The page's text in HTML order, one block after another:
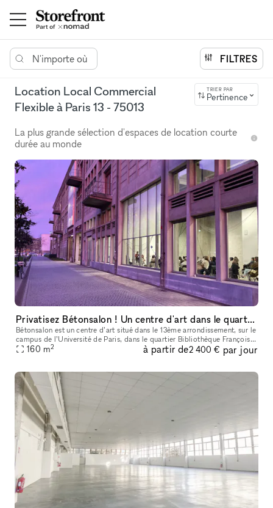
N'importe où FILTRES
Location Local Commercial
Flexible à Paris 13 - 75013
TRIER PAR
Pertinence
La plus grande sélection d'espaces de location courte
durée au monde
Privatisez Bétonsalon ! Un centre d'art dans le quartier Bibliothèque François Mitterrand, à Paris
Bétonsalon est un centre d’art situé dans le 13ème arrondissement, sur le
campus de l’Université de Paris, dans le quartier Bibliothèque François
Mitterrand. Le lieu se déploie tout en longueur, au r
160 m2 à partir de2 400 € par jour